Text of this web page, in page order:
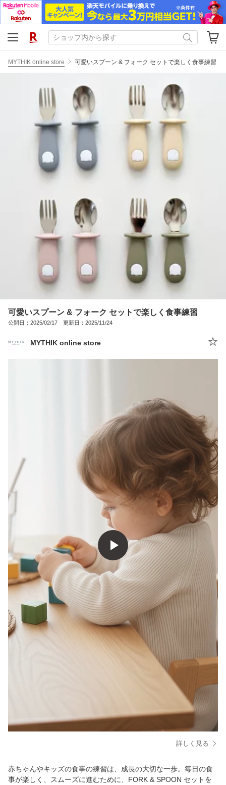
MYTHIK online store 可愛いスプーン & フォーク セットで楽しく食事練習
可愛いスプーン & フォーク セットで楽しく食事練習
公開日：2025/02/17 更新日：2025/11/24
MYTHIK online store
詳しく見る
赤ちゃんやキッズの食事の練習は、成長の大切な一歩。毎日の食
事が楽しく、スムーズに進むために、FORK & SPOON セットを